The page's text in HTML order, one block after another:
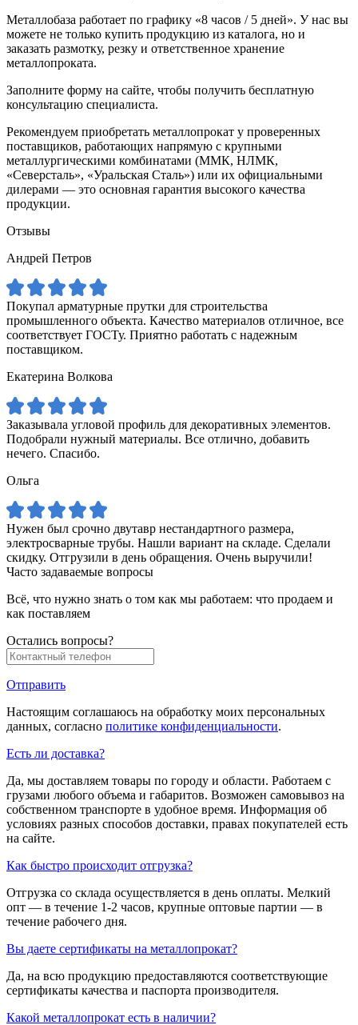
Металлобаза работает по графику «8 часов / 5 дней». У нас вы
можете не только купить продукцию из каталога, но и
заказать размотку, резку и ответственное хранение
металлопроката.
Заполните форму на сайте, чтобы получить бесплатную
консультацию специалиста.
Рекомендуем приобретать металлопрокат у проверенных
поставщиков, работающих напрямую с крупными
металлургическими комбинатами (ММК, НЛМК,
«Северсталь», «Уральская Сталь») или их официальными
дилерами — это основная гарантия высокого качества
продукции.
Отзывы
Андрей Петров
Покупал арматурные прутки для строительства
промышленного объекта. Качество материалов отличное, все
соответствует ГОСТу. Приятно работать с надежным
поставщиком.
Екатерина Волкова
Заказывала угловой профиль для декоративных элементов.
Подобрали нужный материалы. Все отлично, добавить
нечего. Спасибо.
Ольга
Нужен был срочно двутавр нестандартного размера,
электросварные трубы. Нашли вариант на складе. Сделали
скидку. Отгрузили в день обращения. Очень выручили!
Часто задаваемые вопросы
Всё, что нужно знать о том как мы работаем: что продаем и
как поставляем
Остались вопросы?
Отправить
Настоящим соглашаюсь на обработку моих персональных
данных, согласно политике конфиденциальности.
Есть ли доставка?
Да, мы доставляем товары по городу и области. Работаем с
грузами любого объема и габаритов. Возможен самовывоз на
собственном транспорте в удобное время. Информация об
условиях разных способов доставки, правах покупателей есть
на сайте.
Как быстро происходит отгрузка?
Отгрузка со склада осуществляется в день оплаты. Мелкий
опт — в течение 1-2 часов, крупные оптовые партии — в
течение рабочего дня.
Вы даете сертификаты на металлопрокат?
Да, на всю продукцию предоставляются соответствующие
сертификаты качества и паспорта производителя.
Какой металлопрокат есть в наличии?